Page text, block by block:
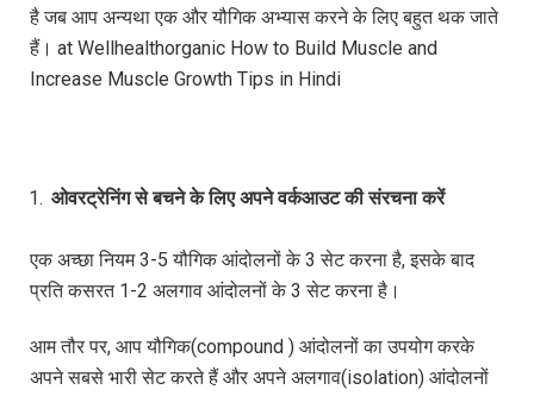
है जब आप अन्यथा एक और यौगिक अभ्यास करने के लिए बहुत थक जाते
हैं। at Wellhealthorganic How to Build Muscle and
Increase Muscle Growth Tips in Hindi
ओवरट्रेनिंग से बचने के लिए अपने वर्कआउट की संरचना करें
एक अच्छा नियम 3-5 यौगिक आंदोलनों के 3 सेट करना है, इसके बाद
प्रति कसरत 1-2 अलगाव आंदोलनों के 3 सेट करना है।
आम तौर पर, आप यौगिक(compound ) आंदोलनों का उपयोग करके
अपने सबसे भारी सेट करते हैं और अपने अलगाव(isolation) आंदोलनों